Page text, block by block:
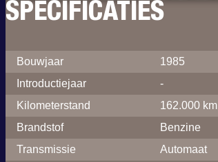
SPECIFICATIES
Bouwjaar
1985
Introductiejaar
-
Kilometerstand
162.000 km
Brandstof
Benzine
Transmissie
Automaat